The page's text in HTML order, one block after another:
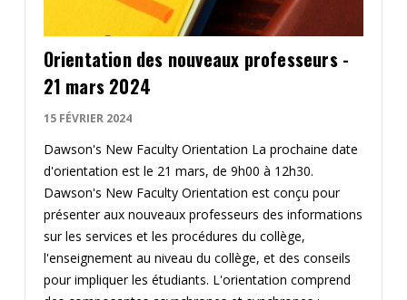
Orientation des nouveaux professeurs -
21 mars 2024
15 FÉVRIER 2024
Dawson's New Faculty Orientation La prochaine date
d'orientation est le 21 mars, de 9h00 à 12h30.
Dawson's New Faculty Orientation est conçu pour
présenter aux nouveaux professeurs des informations
sur les services et les procédures du collège,
l'enseignement au niveau du collège, et des conseils
pour impliquer les étudiants. L'orientation comprend